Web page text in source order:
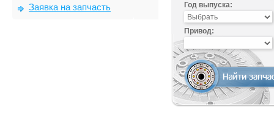
Заявка на запчасть Год выпуска:
Привод: